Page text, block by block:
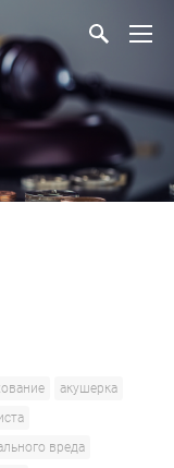
акушерка
вреда